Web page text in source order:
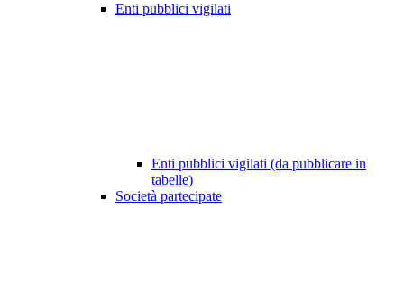
Enti pubblici vigilati
Enti pubblici vigilati (da pubblicare in
tabelle)
Società partecipate